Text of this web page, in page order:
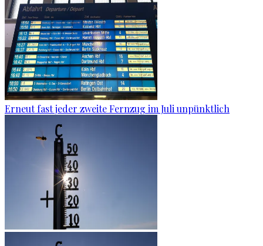
Erneut fast jeder zweite Fernzug im Juli unpünktlich